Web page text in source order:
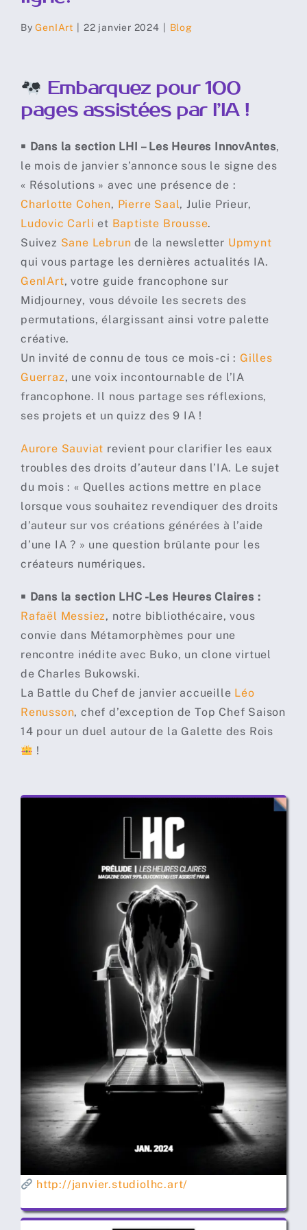
ByGenIArt 22 janvier 2024 Blog
Embarquez pour 100
pages assistées par l’IA !
￭ Dans la section LHI – Les Heures InnovAntes,
le mois de janvier s’annonce sous le signe des
« Résolutions » avec une présence de :
Charlotte Cohen, Pierre Saal, Julie Prieur,
Ludovic Carli et Baptiste Brousse.
Suivez Sane Lebrun de la newsletter Upmynt
qui vous partage les dernières actualités IA.
GenIArt, votre guide francophone sur
Midjourney, vous dévoile les secrets des
permutations, élargissant ainsi votre palette
créative.
Un invité de connu de tous ce mois-ci : Gilles
Guerraz, une voix incontournable de l’IA
francophone. Il nous partage ses réflexions,
ses projets et un quizz des 9 IA !
Aurore Sauviat revient pour clarifier les eaux
troubles des droits d’auteur dans l’IA. Le sujet
du mois : « Quelles actions mettre en place
lorsque vous souhaitez revendiquer des droits
d’auteur sur vos créations générées à l’aide
d’une IA ? » une question brûlante pour les
créateurs numériques.
￭ Dans la section LHC -Les Heures Claires :
Rafaël Messiez, notre bibliothécaire, vous
convie dans Métamorphèmes pour une
rencontre inédite avec Buko, un clone virtuel
de Charles Bukowski.
La Battle du Chef de janvier accueille Léo
Renusson, chef d’exception de Top Chef Saison
14 pour un duel autour de la Galette des Rois
!
http://janvier.studiolhc.art/